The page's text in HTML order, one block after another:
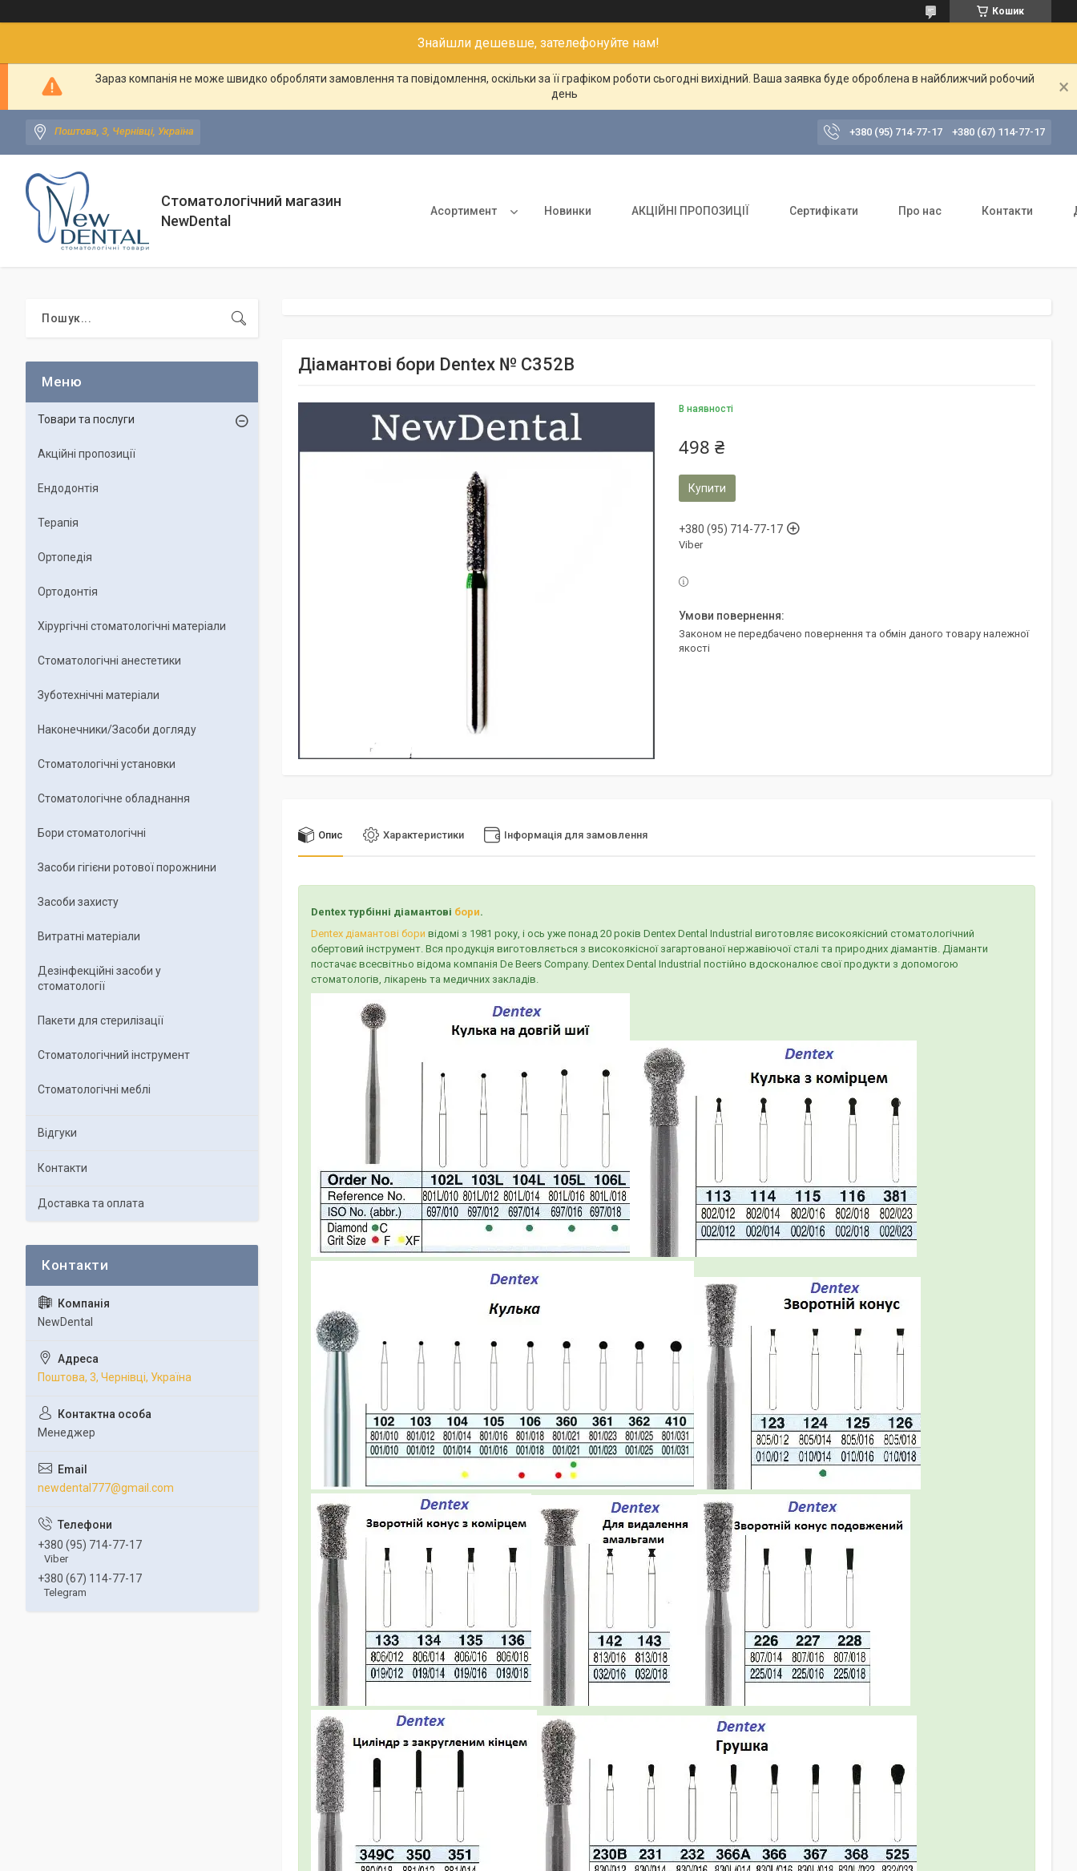
Кошик
Знайшли дешевше, зателефонуйте нам!
Зараз компанія не може швидко обробляти замовлення та повідомлення, оскільки за її графіком роботи сьогодні вихідний. Ваша заявка буде оброблена в найближчий робочий
день
Поштова, 3, Чернівці, Україна +380 (95) 714-77-17 +380 (67) 114-77-17
Стоматологічний магазин
NewDental
Асортимент Новинки АКЦІЙНІ ПРОПОЗИЦІЇ Сертифікати Про нас Контакти
Діамантові бори Dentex № С352В
В наявності
498 ₴
Купити
+380 (95) 714-77-17
Viber
Законом не передбачено повернення та обмін даного товару належної
якості
Опис Характеристики Інформація для замовлення
Dentex турбінні діамантові бори.
Dentex діамантові бори відомі з 1981 року, і ось уже понад 20 років Dentex Dental Industrial виготовляє високоякісний стоматологічний
обертовий інструмент. Вся продукція виготовляється з високоякісної загартованої нержавіючої сталі та природних діамантів. Діаманти
постачає всесвітньо відома компанія De Beers Company. Dentex Dental Industrial постійно вдосконалює свої продукти з допомогою
стоматологів, лікарень та медичних закладів.
Товари та послуги
Акційні пропозиції
Ендодонтія
Терапія
Ортопедія
Ортодонтія
Хірургічні стоматологічні матеріали
Стоматологічні анестетики
Зуботехнічні матеріали
Наконечники/Засоби догляду
Стоматологічні установки
Стоматологічне обладнання
Бори стоматологічні
Засоби гігієни ротової порожнини
Засоби захисту
Витратні матеріали
Дезінфекційні засоби у
стоматології
Пакети для стерилізації
Стоматологічний інструмент
Стоматологічні меблі
Відгуки
Контакти
Доставка та оплата
NewDental
Поштова, 3, Чернівці, Україна
Менеджер
newdental777@gmail.com
+380 (95) 714-77-17
Viber
+380 (67) 114-77-17
Telegram